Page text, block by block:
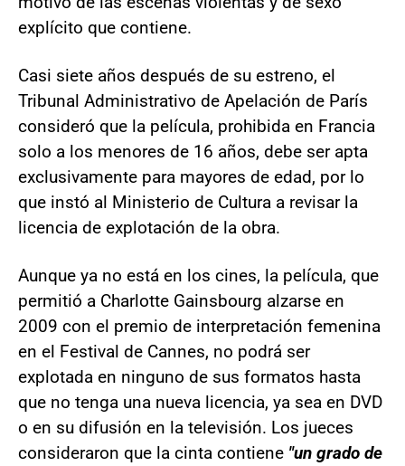
explícito que contiene.
Casi siete años después de su estreno, el
Tribunal Administrativo de Apelación de París
consideró que la película, prohibida en Francia
solo a los menores de 16 años, debe ser apta
exclusivamente para mayores de edad, por lo
que instó al Ministerio de Cultura a revisar la
licencia de explotación de la obra.
Aunque ya no está en los cines, la película, que
permitió a Charlotte Gainsbourg alzarse en
2009 con el premio de interpretación femenina
en el Festival de Cannes, no podrá ser
explotada en ninguno de sus formatos hasta
que no tenga una nueva licencia, ya sea en DVD
o en su difusión en la televisión. Los jueces
consideraron que la cinta contiene "un grado de